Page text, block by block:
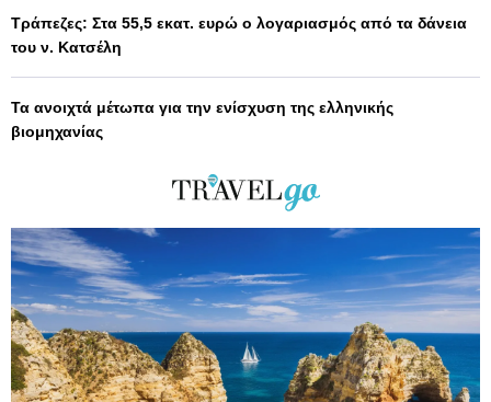
Τράπεζες: Στα 55,5 εκατ. ευρώ ο λογαριασμός από τα δάνεια
του ν. Κατσέλη
Τα ανοιχτά μέτωπα για την ενίσχυση της ελληνικής
βιομηχανίας